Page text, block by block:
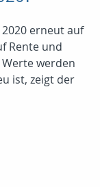
erneut auf
Rente und
werden
ist, zeigt der